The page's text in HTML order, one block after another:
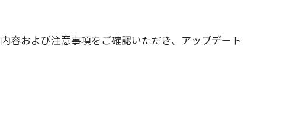
内容および注意事項をご確認いただき、 アップデート